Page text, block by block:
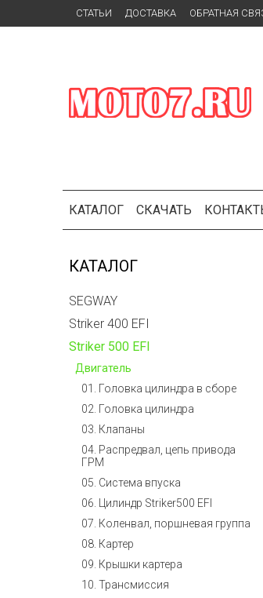
СТАТЬИ ДОСТАВКА ОБРАТНАЯ
КАТАЛОГ СКАЧАТЬ
КАТАЛОГ
SEGWAY
Striker 400 EFI
Striker 500 EFI
Двигатель
01. Головка цилиндра в сборе
02. Головка цилиндра
03. Клапаны
04. Распредвал, цепь привода
ГРМ
05. Система впуска
06. Цилиндр Striker500 EFI
07. Коленвал, поршневая группа
08. Картер
09. Крышки картера
10. Трансмиссия